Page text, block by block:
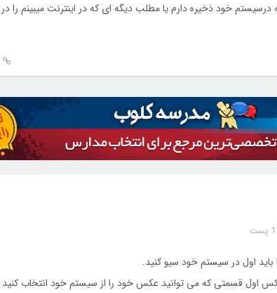
خود ذخیره دارم یا مطلب دیگه ای که در اینترنت میبینم را
اول در سیستم خود سیو کنید.
اول قسمتی که می توانید عکس خود را از سیستم خود انتخاب